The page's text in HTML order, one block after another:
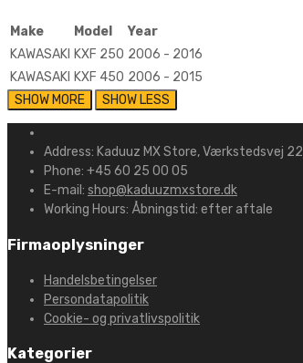
Make Model
Year
KAWASAKI KXF 250 2006 - 2016
KAWASAKI KXF 450 2006 - 2015
Address: Kaduuz MX Store, Værkstedsvej
Phone: +45 60 25 00 05
E-mail: shop@kaduuzmxstore.dk
Working Hours: Åbningstid: efter aftale
Firmaoplysninger
Handelsbetingelser
Persondatapolitik
Cookie- og privatlivspolitik
Kategorier